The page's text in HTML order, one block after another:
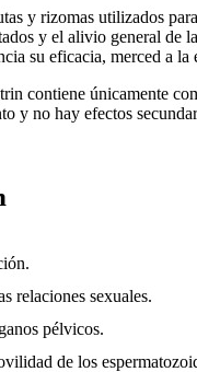
y rizomas utilizados
y el alivio general de
su eficacia, merced a
contiene únicamente
y no hay efectos
relaciones sexuales.
pélvicos.
de los